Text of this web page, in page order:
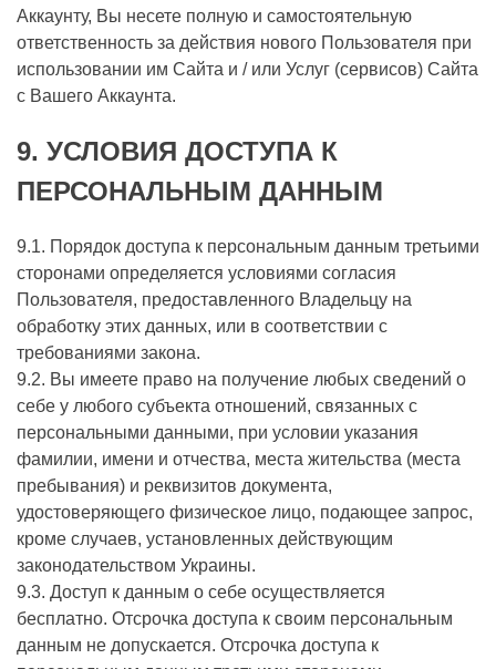
Аккаунту, Вы несете полную и самостоятельную
ответственность за действия нового Пользователя при
использовании им Сайта и / или Услуг (сервисов) Сайта
с Вашего Аккаунта.
9. УСЛОВИЯ ДОСТУПА К
ПЕРСОНАЛЬНЫМ ДАННЫМ
9.1. Порядок доступа к персональным данным третьими
сторонами определяется условиями согласия
Пользователя, предоставленного Владельцу на
обработку этих данных, или в соответствии с
требованиями закона.
9.2. Вы имеете право на получение любых сведений о
себе у любого субъекта отношений, связанных с
персональными данными, при условии указания
фамилии, имени и отчества, места жительства (места
пребывания) и реквизитов документа,
удостоверяющего физическое лицо, подающее запрос,
кроме случаев, установленных действующим
законодательством Украины.
9.3. Доступ к данным о себе осуществляется
бесплатно. Отсрочка доступа к своим персональным
данным не допускается. Отсрочка доступа к